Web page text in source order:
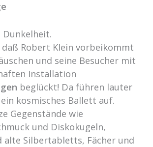
Robert Klein vorbeikommt
und seine Besucher mit
Installation
beglückt! Da führen lauter
kosmisches Ballett auf.
Gegenstände wie
und Diskokugeln,
alte Silbertabletts, Fächer und